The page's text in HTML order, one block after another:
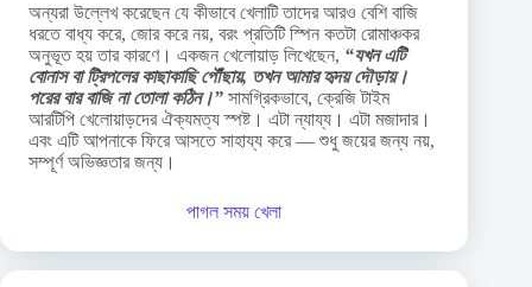
অন্যরা উল্লেখ করেছেন যে কীভাবে খেলাটি তাদের আরও বেশি বাজি
ধরতে বাধ্য করে, জোর করে নয়, বরং প্রতিটি স্পিন কতটা রোমাঞ্চকর
অনুভূত হয় তার কারণে। একজন খেলোয়াড় লিখেছেন, “যখন এটি
বোনাস বা ট্রিপলের কাছাকাছি পৌঁছায়, তখন আমার হৃদয় দৌড়ায়।
পরের বার বাজি না তোলা কঠিন।” সামগ্রিকভাবে, ক্রেজি টাইম
আরটিপি খেলোয়াড়দের ঐক্যমত্য স্পষ্ট। এটা ন্যায্য। এটা মজাদার।
এবং এটি আপনাকে ফিরে আসতে সাহায্য করে — শুধু জয়ের জন্য নয়,
সম্পূর্ণ অভিজ্ঞতার জন্য।
পাগল সময় খেলা